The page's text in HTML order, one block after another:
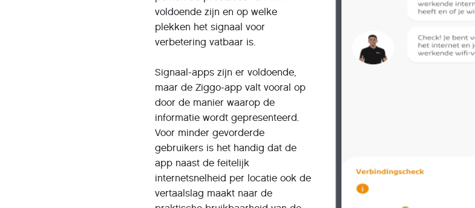
voldoende zijn en op welke
plekken het signaal voor
verbetering vatbaar is.
Signaal-apps zijn er voldoende,
maar de Ziggo-app valt vooral op
door de manier waarop de
informatie wordt gepresenteerd.
Voor minder gevorderde
gebruikers is het handig dat de
app naast de feitelijk
internetsnelheid per locatie ook de
vertaalslag maakt naar de